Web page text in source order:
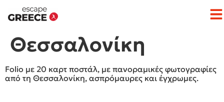
Θεσσαλονίκη
Folio με 20 καρτ ποστάλ, με πανοραμικές φωτογραφίες
από τη Θεσσαλονίκη, ασπρόμαυρες και έγχρωμες.